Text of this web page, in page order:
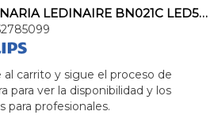
LUMINARIA LEDINAIRE BN021C LED5S/830 L300
al carrito y sigue el proceso de
para ver la disponibilidad y los
para profesionales.